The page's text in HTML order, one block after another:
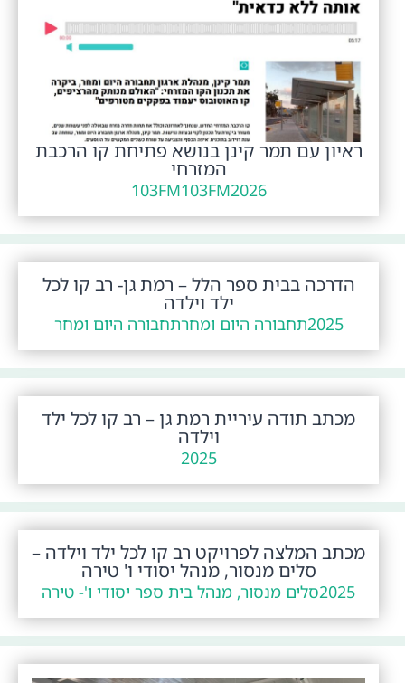
ראיון עם תמר קינן בנושא פתיחת קו הרכבת
המזרחי
2026
103FM
103FM
הדרכה בבית ספר הלל – רמת גן- רב קו לכל
ילד וילדה
2025תחבורה היום ומחרתחבורה היום ומחר
מכתב תודה עיריית רמת גן – רב קו לכל ילד
וילדה
2025
מכתב המלצה לפרויקט רב קו לכל ילד וילדה –
סלים מנסור, מנהל יסודי ו' טירה
2025סלים מנסור, מנהל בית ספר יסודי ו'- טירה